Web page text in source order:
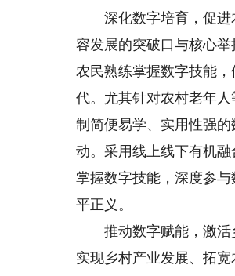
深化数字培育，促进
容发展的突破口与核心
农民熟练掌握数字技能
代。尤其针对农村老年
制简便易学、实用性强
动。采用线上线下有机
掌握数字技能，深度参
平正义。
推动数字赋能，激活
实现乡村产业发展、拓